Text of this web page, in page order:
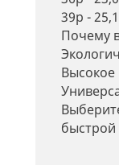
39р -
Почему
Высокое
быстрой